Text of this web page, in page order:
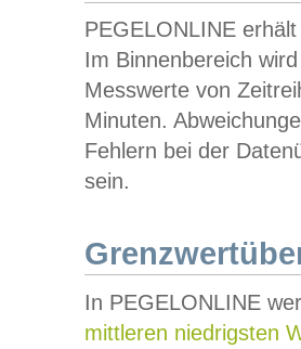
PEGELONLINE
Im Binnenbereich
Messwerte von
Minuten.
Fehlern bei der
sein.
In PEGELONLINE
mittleren niedrigsten